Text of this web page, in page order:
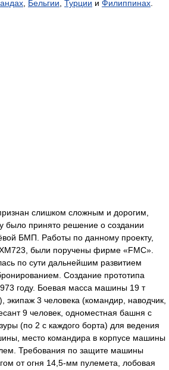
Бельгии Турции и Филиппинах
слишком сложным и дорогим,
было принято решение о создании
БМП. Работы по данному проекту,
были поручены фирме «FMC».
по сути дальнейшим развитием
Создание прототипа
году. Боевая масса машины 19 т
экипаж 3 человека (командир, наводчик,
9 человек, одноместная башня с
(по 2 с каждого борта) для ведения
место командира в корпусе машины
Требования по защите машины
от огня 14,5-мм пулемета, лобовая